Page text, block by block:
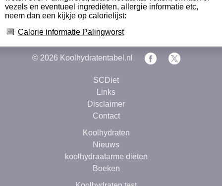
vezels en eventueel ingrediëten, allergie informatie etc,
neem dan een kijkje op calorielijst:
Calorie informatie Palingworst
© 2026 Koolhydratentabel.nl
SCDiet
Links
Disclaimer
Contact
Koolhydraten
Nieuws
koolhydraatarme diëten
Boeken